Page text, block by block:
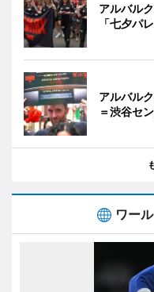
アルバル
「七夕パ
アルバル
＝渋谷セ
ワー